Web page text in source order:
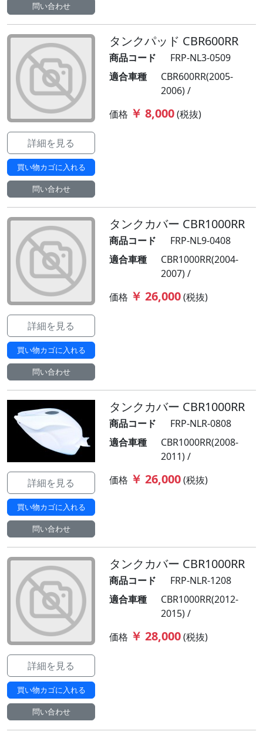
問い合わせ
詳細を見る
買い物カゴに入れる
問い合わせ
タンクパッド CBR600RR
商品コード
FRP-NL3-0509
適合車種
CBR600RR(2005-
2006) /
価格 ￥ 8,000(税抜)
詳細を見る
買い物カゴに入れる
問い合わせ
タンクカバー CBR1000RR
商品コード
FRP-NL9-0408
適合車種
CBR1000RR(2004-
2007) /
価格 ￥ 26,000(税抜)
詳細を見る
買い物カゴに入れる
問い合わせ
タンクカバー CBR1000RR
商品コード
FRP-NLR-0808
適合車種
CBR1000RR(2008-
2011) /
価格 ￥ 26,000(税抜)
詳細を見る
買い物カゴに入れる
問い合わせ
タンクカバー CBR1000RR
商品コード
FRP-NLR-1208
適合車種
CBR1000RR(2012-
2015) /
価格 ￥ 28,000(税抜)